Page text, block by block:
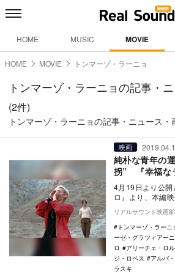
HOME MUSIC MOVIE
HOME MOVIE トンマーゾ・ラーニョ
トンマーゾ・ラーニョの記事・
(2件)
トンマーゾ・ラーニョの記事・ニュース・
映画
純朴な青年の
拐” 『幸福な
4月19日より公
ロ』より、本編
は、第71回カン
賞した…
リアルサウンド映画部
トンマーゾ・ラーニ
ーゼ・グラツィアーニ
ロ
アリーチェ・ロ
ジ・ロペス
アルバ
ラスキ